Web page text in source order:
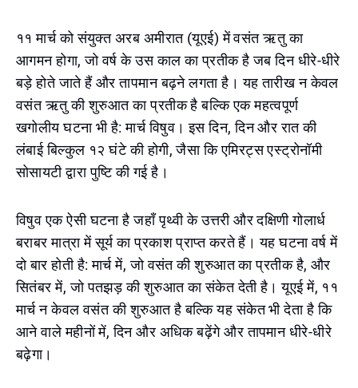
११ मार्च को संयुक्त अरब अमीरात (यूएई) में वसंत ऋतु का
आगमन होगा, जो वर्ष के उस काल का प्रतीक है जब दिन धीरे-धीरे
बड़े होते जाते हैं और तापमान बढ़ने लगता है। यह तारीख न केवल
वसंत ऋतु की शुरुआत का प्रतीक है बल्कि एक महत्वपूर्ण
खगोलीय घटना भी है: मार्च विषुव। इस दिन, दिन और रात की
लंबाई बिल्कुल १२ घंटे की होगी, जैसा कि एमिरट्स एस्ट्रोनॉमी
सोसायटी द्वारा पुष्टि की गई है।
विषुव एक ऐसी घटना है जहाँ पृथ्वी के उत्तरी और दक्षिणी गोलार्ध
बराबर मात्रा में सूर्य का प्रकाश प्राप्त करते हैं। यह घटना वर्ष में
दो बार होती है: मार्च में, जो वसंत की शुरुआत का प्रतीक है, और
सितंबर में, जो पतझड़ की शुरुआत का संकेत देती है। यूएई में, ११
मार्च न केवल वसंत की शुरुआत है बल्कि यह संकेत भी देता है कि
आने वाले महीनों में, दिन और अधिक बढ़ेंगे और तापमान धीरे-धीरे
बढ़ेगा।